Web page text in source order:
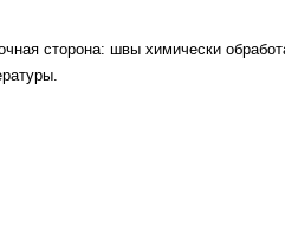
сторона: швы химически